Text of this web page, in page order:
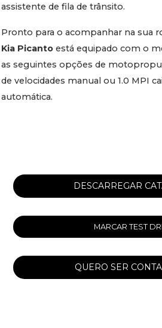
assistente de fila de trânsito.
Pronto para o acompanhar na sua
Kia Picanto está equipado com o
as seguintes opções de
de velocidades manual ou 1.0 MPI
automática.
DESCARREGAR
MARCAR TEST
QUERO SER